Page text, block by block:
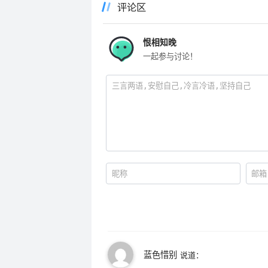
评论区
恨相知晚
一起参与讨论！
蓝色惜别 说道：